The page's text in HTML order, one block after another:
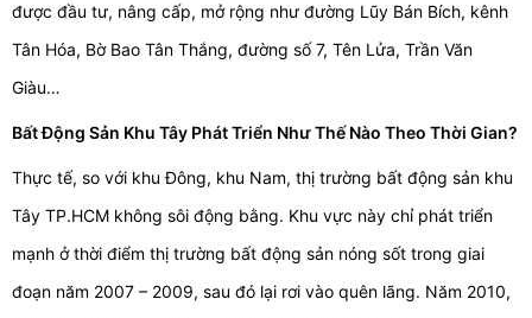
được đầu tư, nâng cấp, mở rộng như đường Lũy Bán Bích, kênh
Tân Hóa, Bờ Bao Tân Thắng, đường số 7, Tên Lửa, Trần Văn
Giàu…
Bất Động Sản Khu Tây Phát Triển Như Thế Nào Theo Thời Gian?
Thực tế, so với khu Đông, khu Nam, thị trường bất động sản khu
Tây TP.HCM không sôi động bằng. Khu vực này chỉ phát triển
mạnh ở thời điểm thị trường bất động sản nóng sốt trong giai
đoạn năm 2007 – 2009, sau đó lại rơi vào quên lãng. Năm 2010,